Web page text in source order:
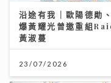
沿途有我｜歐陽德勛
爆黃耀光曾邀重組
黃淑蔓
23/07/2026